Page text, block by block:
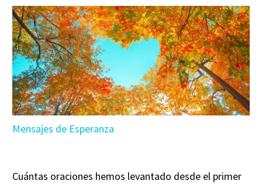
Mensajes de Esperanza
Cuántas oraciones hemos levantado desde el primer